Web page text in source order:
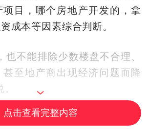
目，哪个房地产开发的，拿
成本等因素综合判断。
也不能排除少数楼盘不合理、
甚至地产商出现经济问题而降
房地产系统性的风险目前还难
点击查看完整内容